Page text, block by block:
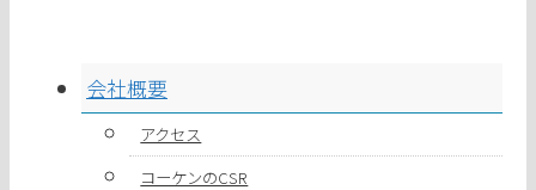
会社概要
アクセス
コーケンのCSR